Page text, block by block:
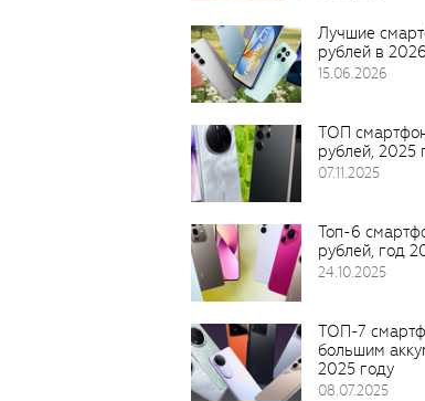
Лучшие
рублей в
15.06.2026
ТОП
рублей, 2025
07.11.2025
Топ-6
рублей, год
24.10.2025
ТОП-7
большим
2025 году
08.07.2025